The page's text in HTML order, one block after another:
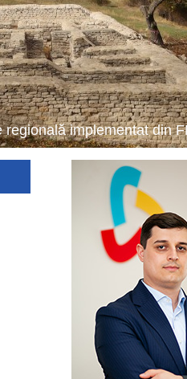
implementat din